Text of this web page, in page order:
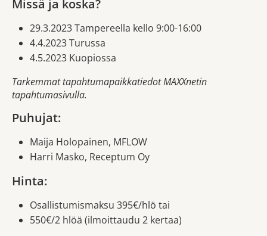
Missä ja koska?
29.3.2023 Tampereella kello 9:00-16:00
4.4.2023 Turussa
4.5.2023 Kuopiossa
Tarkemmat tapahtumapaikkatiedot MAXXnetin
tapahtumasivulla.
Puhujat:
Maija Holopainen, MFLOW
Harri Masko, Receptum Oy
Hinta:
Osallistumismaksu 395€/hlö tai
550€/2 hlöä (ilmoittaudu 2 kertaa)